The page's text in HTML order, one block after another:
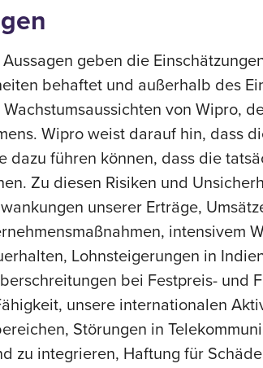
geben die
behaftet und außerhalb des
von Wipro,
Wipro weist darauf hin, dass
führen können, dass die
Zu diesen Risiken und
unserer Erträge,
intensivem
Lohnsteigerungen in
bei Festpreis- und
unsere internationalen
Störungen in
zu integrieren, Haftung für